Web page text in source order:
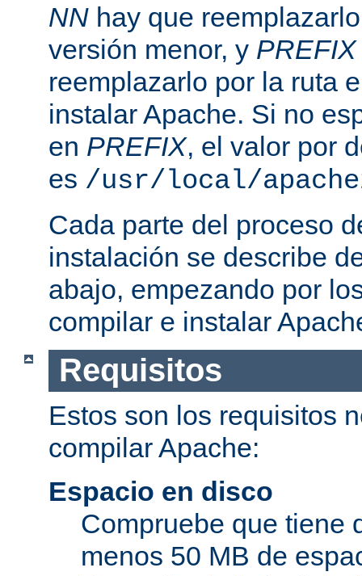
NN hay que
versión menor, y PREFIX
reemplazarlo por la ruta
instalar Apache. Si no
en PREFIX, el valor por
es /usr/local/
Cada parte del proceso
instalación se describe
abajo, empezando por
compilar e instalar
Requisitos
Estos son los requisitos
compilar Apache:
Espacio en disco
Compruebe que tiene
menos 50 MB de